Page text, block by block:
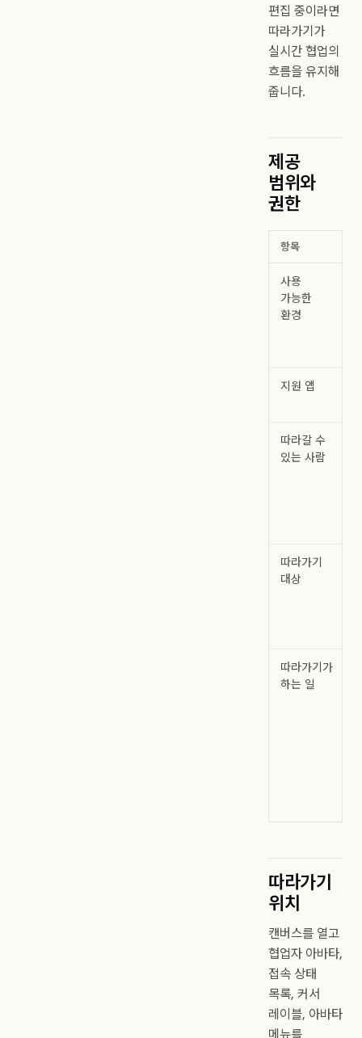
편집 중이라면
따라가기가
실시간 협업의
흐름을 유지해
줍니다.
제공
범위와
권한
항목
사용
가능한
환경
지원 앱
따라갈 수
있는 사람
따라가기
대상
따라가기가
하는 일
따라가기
위치
캔버스를 열고
협업자 아바타,
접속 상태
목록, 커서
레이블, 아바타
메뉴를